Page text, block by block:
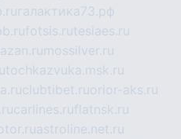
галактика73.рф
fotsis.rutesiaes.ru
mossilver.ru
tochkazvuka.msk.ru
clubtibet.ruorior-aks.ru
carlines.ruflatnsk.ru
astroline.net.ru